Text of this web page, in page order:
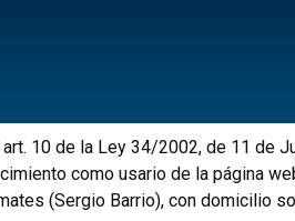
10 de la Ley 34/2002, de 11 de
como usario de la página
(Sergio Barrio), con domicilio